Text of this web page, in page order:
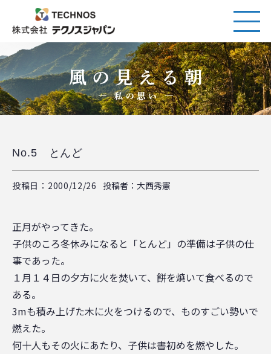
No.5 とんど
投稿日：2000/12/26 投稿者：大西秀憲
正月がやってきた。
子供のころ冬休みになると「とんど」の準備は子供の仕
事であった。
１月１４日の夕方に火を焚いて、餅を焼いて食べるので
ある。
3mも積み上げた木に火をつけるので、ものすごい勢いで
燃えた。
何十人もその火にあたり、子供は書初めを燃やした。